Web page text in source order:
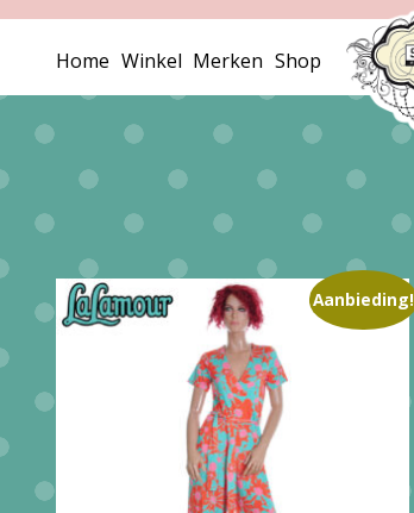
Home Winkel Merken Shop
Aanbieding!